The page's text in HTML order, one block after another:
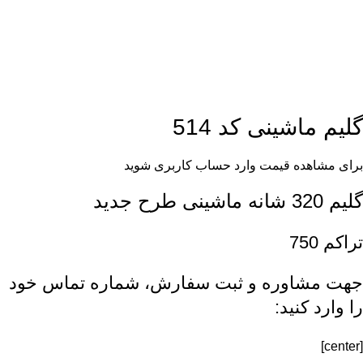
گلیم ماشینی کد 514
برای مشاهده قیمت وارد حساب کاربری شوید
گلیم 320 شانه ماشینی طرح جدید
تراکم 750
جهت مشاوره و ثبت سفارش، شماره تماس خود
را وارد کنید:
[center]